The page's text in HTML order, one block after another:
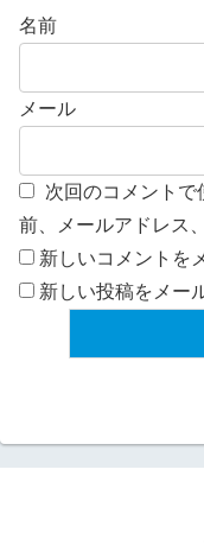
名前
メール
次回のコメントで
前、メールアドレス
新しいコメントを
新しい投稿をメー